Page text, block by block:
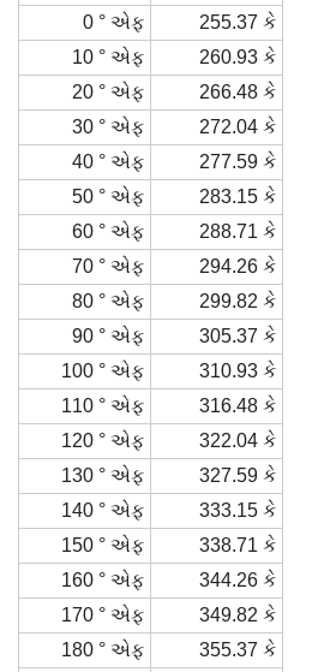
0 ° એફ
255.37 કે
10 ° એફ
260.93 કે
20 ° એફ
266.48 કે
30 ° એફ
272.04 કે
40 ° એફ
277.59 કે
50 ° એફ
283.15 કે
60 ° એફ
288.71 કે
70 ° એફ
294.26 કે
80 ° એફ
299.82 કે
90 ° એફ
305.37 કે
100 ° એફ
310.93 કે
110 ° એફ
316.48 કે
120 ° એફ
322.04 કે
130 ° એફ
327.59 કે
140 ° એફ
333.15 કે
150 ° એફ
338.71 કે
160 ° એફ
344.26 કે
170 ° એફ
349.82 કે
180 ° એફ
355.37 કે